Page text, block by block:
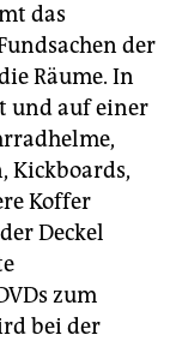
das
der
Räume. In
und auf einer
Kickboards,
Koffer
Deckel
zum
bei der